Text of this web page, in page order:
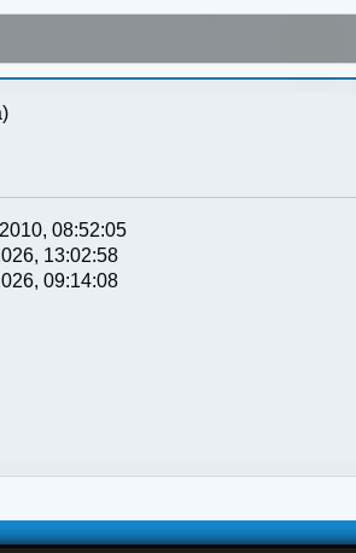
08:52:05
13:02:58
09:14:08